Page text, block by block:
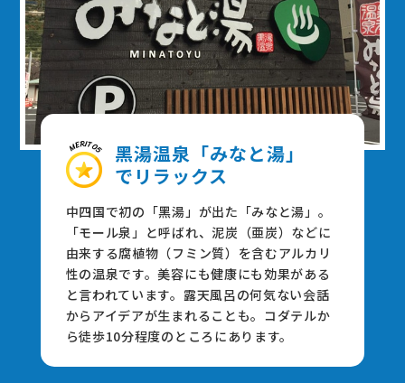
⿊湯温泉「みなと湯」
でリラックス
中四国で初の「⿊湯」が出た「みなと湯」。
「モール泉」と呼ばれ、泥炭（亜炭）などに
由来する腐植物（フミン質）を含むアルカリ
性の温泉です。美容にも健康にも効果がある
と⾔われています。露天⾵呂の何気ない会話
からアイデアが⽣まれることも。コダテルか
ら徒歩10分程度のところにあります。